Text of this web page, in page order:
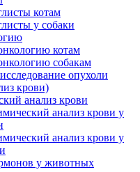
котам
у собаки
котам
собакам
опухоли
крови)
анализ крови
анализ крови у
анализ крови у
у животных